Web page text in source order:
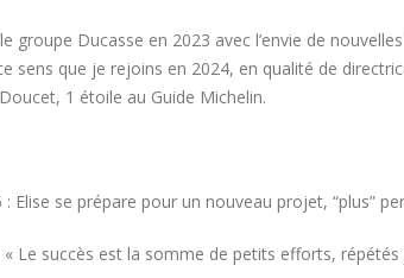
groupe Ducasse en 2023 avec l’envie de
sens que je rejoins en 2024, en qualité de
1 étoile au Guide Michelin.
: Elise se prépare pour un nouveau projet, “plus”
« Le succès est la somme de petits efforts,